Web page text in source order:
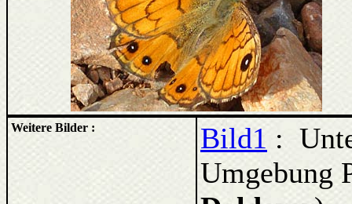
Weitere Bilder : Bild1 :
Umgebung